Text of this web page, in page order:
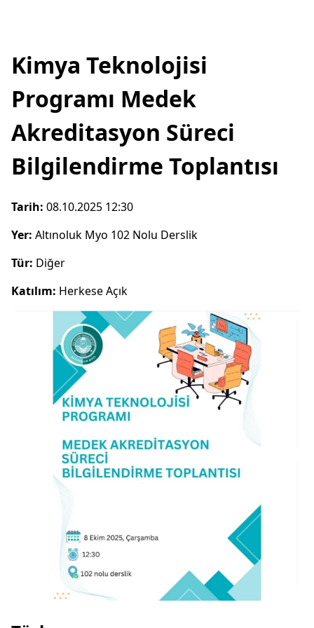
Kimya Teknolojisi
Programı Medek
Akreditasyon Süreci
Bilgilendirme Toplantısı
Tarih: 08.10.2025 12:30
Yer: Altınoluk Myo 102 Nolu Derslik
Tür: Diğer
Katılım: Herkese Açık